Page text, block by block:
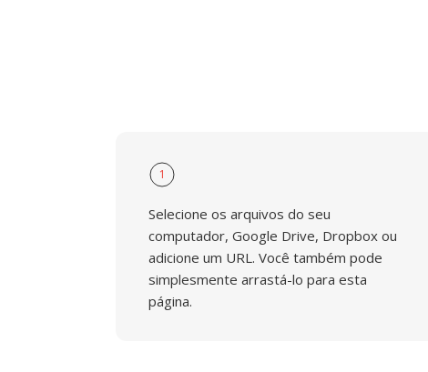
1
Selecione os arquivos do seu
computador, Google Drive, Dropbox ou
adicione um URL. Você também pode
simplesmente arrastá-lo para esta
página.